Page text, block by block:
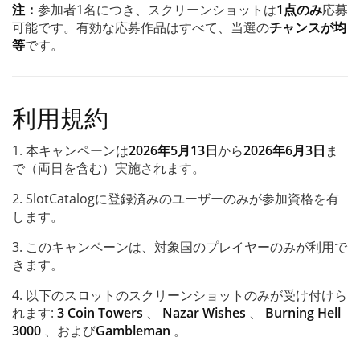
注： 参加者1名につき、スクリーンショットは1点のみ応募
可能です。有効な応募作品はすべて、当選のチャンスが均
等です。
利用規約
1. 本キャンペーンは2026年5月13日から2026年6月3日 ま
で（両日を含む）実施されます。
2. SlotCatalogに登録済みのユーザーのみが参加資格を有
します。
3. このキャンペーンは、対象国のプレイヤーのみが利用で
きます。
4. 以下のスロットのスクリーンショットのみが受け付けら
れます: 3 Coin Towers 、 Nazar Wishes 、 Burning Hell
3000 、およびGambleman 。